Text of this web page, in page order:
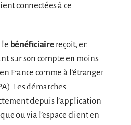
connectées à ce
le bénéficiaire reçoit, en
sur son compte en moins
France comme à l’étranger
Les démarches
depuis l’application
ou via l’espace client en